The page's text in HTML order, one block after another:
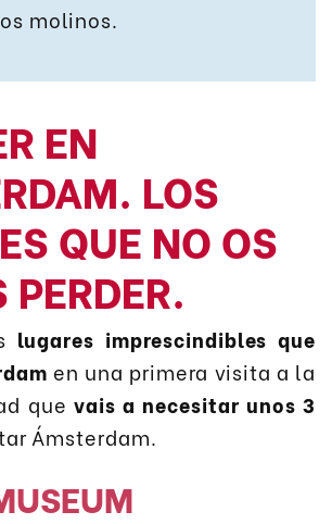
molinos.
EN
LOS
QUE NO OS
PERDER.
lugares imprescindibles que
en una primera visita a la
que vais a necesitar unos 3
Ámsterdam.